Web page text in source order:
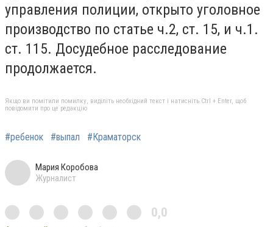
управления полиции, открыто уголовное
производство по статье ч.2, ст. 15, и ч.1.
ст. 115. Досудебное расследование
продолжается.
Якщо ви помітили помилку, виділіть необхідний текст і натисніть Ctrl + Enter, щоб
повідомити про це редакцію
#ребенок #выпал #Краматорск
Мария Коробова
Журналист
0,0